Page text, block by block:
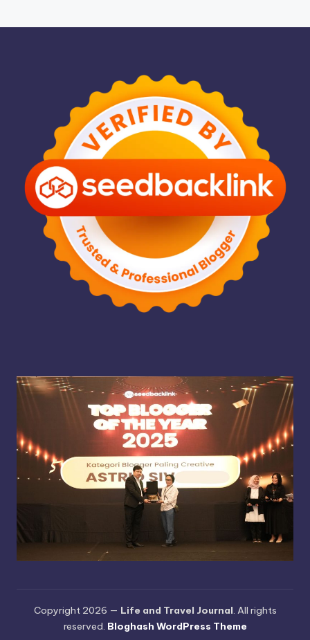
Copyright 2026 — Life and Travel Journal . All rights
reserved. Bloghash WordPress Theme